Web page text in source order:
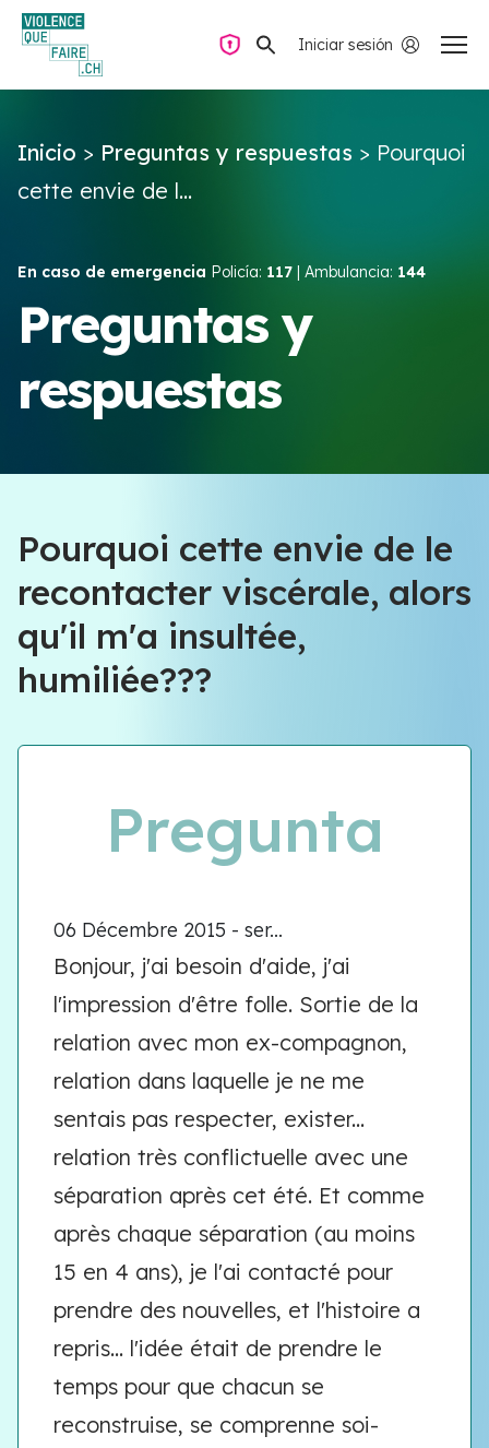
Iniciar sesión
Preguntas y respuestas
Violencia de pareja
Recursos y campañas
Navegación privada
Inicio > Preguntas y respuestas > Pourquoi
cette envie de l...
En caso de emergencia Policía: 117 | Ambulancia: 144
Preguntas y
respuestas
Pourquoi cette envie de le
recontacter viscérale, alors
qu'il m'a insultée,
humiliée???
Pregunta
06 Décembre 2015 - ser...
Bonjour, j'ai besoin d'aide, j'ai
l'impression d'être folle. Sortie de la
relation avec mon ex-compagnon,
relation dans laquelle je ne me
sentais pas respecter, exister...
relation très conflictuelle avec une
séparation après cet été. Et comme
après chaque séparation (au moins
15 en 4 ans), je l'ai contacté pour
prendre des nouvelles, et l'histoire a
repris... l'idée était de prendre le
temps pour que chacun se
reconstruise, se comprenne soi-